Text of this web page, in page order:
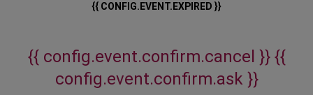
{{ CONFIG.EVENT.EXPIRED }}
{{ config.event.confirm.cancel }} {{
config.event.confirm.ask }}